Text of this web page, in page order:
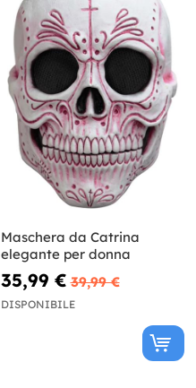
Maschera da Catrina
elegante per donna
35,99 € 39,99 €
DISPONIBILE